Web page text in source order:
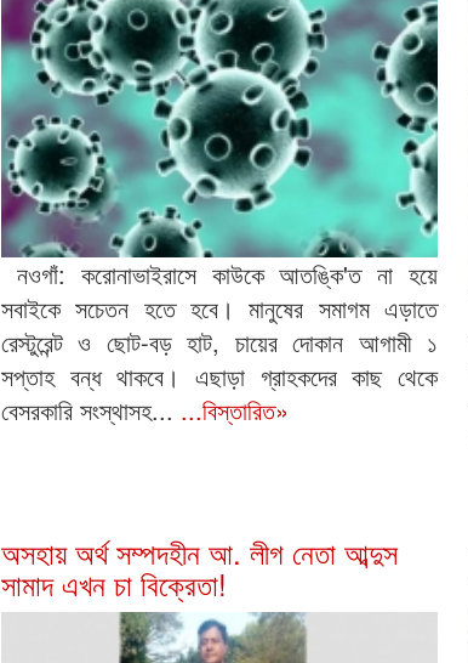
নওগাঁ: করোনাভাইরাসে কাউকে আতঙ্কি'ত না হয়ে
সবাইকে সচেতন হতে হবে। মানুষের সমাগম এড়াতে
রেস্টুরেন্ট ও ছোট-বড় হাট, চায়ের দোকান আগামী ১
সপ্তাহ বন্ধ থাকবে। এছাড়া গ্রাহকদের কাছ থেকে
বেসরকারি সংস্থাসহ... ...বিস্তারিত»
অসহায় অর্থ সম্পদহীন আ. লীগ নেতা আব্দুস
সামাদ এখন চা বিক্রেতা!